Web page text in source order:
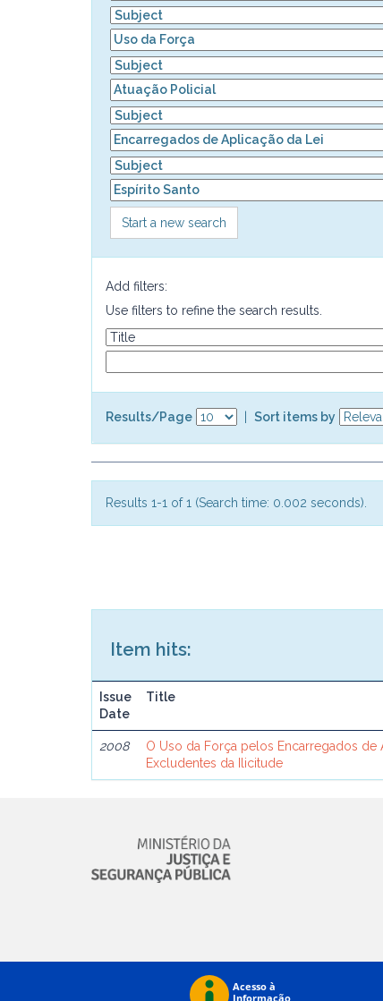
Start a new search
Add filters:
Use filters to refine the search results.
Results/Page Sort items by
Results 1-1 of 1 (Search time: 0.002 seconds).
Item hits:
Issue
Date
Title
2008
O Uso da Força pelos Encarregados de
Excludentes da Ilicitude